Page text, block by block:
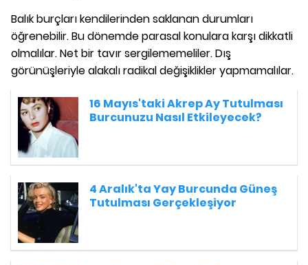
Balık burçları kendilerinden saklanan durumları
öğrenebilir. Bu dönemde parasal konulara karşı dikkatli
olmalılar. Net bir tavır sergilememeliler. Dış
görünüşleriyle alakalı radikal değişiklikler yapmamalılar.
16 Mayıs'taki Akrep Ay Tutulması
Burcunuzu Nasıl Etkileyecek?
4 Aralık'ta Yay Burcunda Güneş
Tutulması Gerçekleşiyor